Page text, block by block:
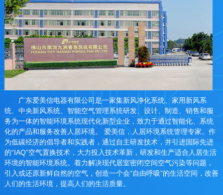
广东爱美信电器有限公司是一家集新风净化系统、家用新风系
统、中央新风系统、智能空气管理系统研发、设计、制造、销售和服
务为一体的智能环境系统现代化新型企业，致力于通过智能化、系统
化的产品和服务改善人居环境。 爱美信，人居环境系统管理专家。作
为低碳经济的倡导者和实践者，通过自主研发技术，并引进国际先进
的“IAQ”空气置换技术，大力投入技术革新，研发和生产适合人居生活
环境的智能环境系统。着力解决现代居室密闭空间空气污染等问题，
引入或还原新鲜自然的空气，创造一个会“自由呼吸”的生活空间，改善
人们的生活环境，提高人们的生活质量。